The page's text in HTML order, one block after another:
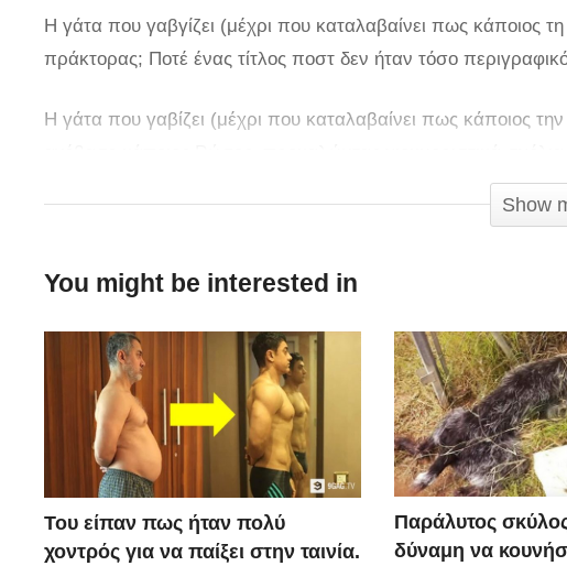
Η γάτα που γαβγίζει (μέχρι που καταλαβαίνει πως κάποιος τη
πράκτορας; Ποτέ ένας τίτλος ποστ δεν ήταν τόσο
Η γάτα που γαβίζει (μέχρι που καταλαβαίνει πως κάποιος την
Show
You might be interested in
Του είπαν πως ήταν πολύ
χοντρός για να παίξει στην ταινία.
Παράλυτος
δύναμη να